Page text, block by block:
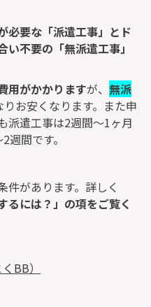
必要な「派遣工事」とド
不要の「無派遣工事」
用がかかりますが、 無派
りお安くなります。また申
派遣工事は2週間～1ヶ月
間です。
件があります。詳しく
るには？」の項をご覧く
BB）